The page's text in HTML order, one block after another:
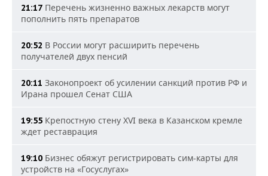
21:17 Перечень жизненно важных лекарств могут
пополнить пять препаратов
20:52 В России могут расширить перечень
получателей двух пенсий
20:11 Законопроект об усилении санкций против РФ и
Ирана прошел Сенат США
19:55 Крепостную стену XVI века в Казанском кремле
ждет реставрация
19:10 Бизнес обяжут регистрировать сим-карты для
устройств на «Госуслугах»